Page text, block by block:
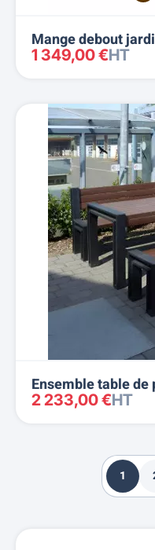
Mange debout
1 349,00 €HT
Ensemble table
2 233,00 €HT
1